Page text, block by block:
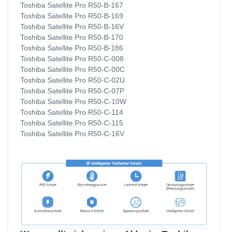
Toshiba Satellite Pro R50-B-167
Toshiba Satellite Pro R50-B-169
Toshiba Satellite Pro R50-B-16V
Toshiba Satellite Pro R50-B-170
Toshiba Satellite Pro R50-B-186
Toshiba Satellite Pro R50-C-008
Toshiba Satellite Pro R50-C-00C
Toshiba Satellite Pro R50-C-02U
Toshiba Satellite Pro R50-C-07P
Toshiba Satellite Pro R50-C-10W
Toshiba Satellite Pro R50-C-114
Toshiba Satellite Pro R50-C-115
Toshiba Satellite Pro R50-C-16V